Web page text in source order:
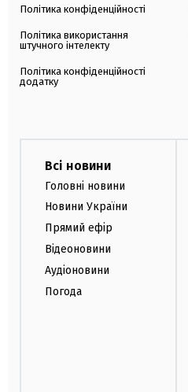
Політика конфіденційності
Політика використання
штучного інтелекту
Політика конфіденційності
додатку
Всі новини
Головні новини
Новини України
Прямий ефір
Відеоновини
Аудіоновини
Погода